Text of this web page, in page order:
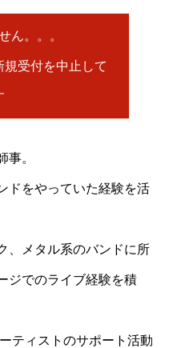
ん。。。
受付を中止して
事。
ドをやっていた経験を活
、メタル系のバンドに所
ジでのライブ経験を積
ティストのサポート活動